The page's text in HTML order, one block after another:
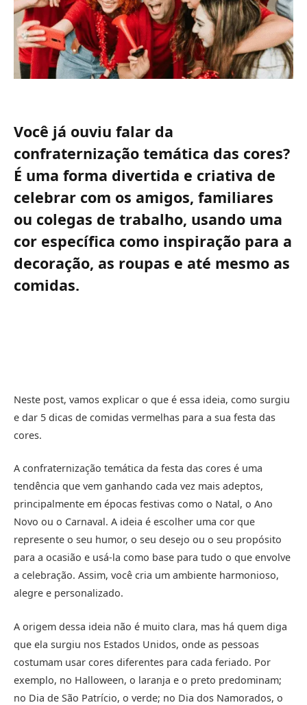
Você já ouviu falar da
confraternização temática das cores?
É uma forma divertida e criativa de
celebrar com os amigos, familiares
ou colegas de trabalho, usando uma
cor específica como inspiração para a
decoração, as roupas e até mesmo as
comidas.
Neste post, vamos explicar o que é essa ideia, como surgiu
e dar 5 dicas de comidas vermelhas para a sua festa das
cores.
A confraternização temática da festa das cores é uma
tendência que vem ganhando cada vez mais adeptos,
principalmente em épocas festivas como o Natal, o Ano
Novo ou o Carnaval. A ideia é escolher uma cor que
represente o seu humor, o seu desejo ou o seu propósito
para a ocasião e usá-la como base para tudo o que envolve
a celebração. Assim, você cria um ambiente harmonioso,
alegre e personalizado.
A origem dessa ideia não é muito clara, mas há quem diga
que ela surgiu nos Estados Unidos, onde as pessoas
costumam usar cores diferentes para cada feriado. Por
exemplo, no Halloween, o laranja e o preto predominam;
no Dia de São Patrício, o verde; no Dia dos Namorados, o